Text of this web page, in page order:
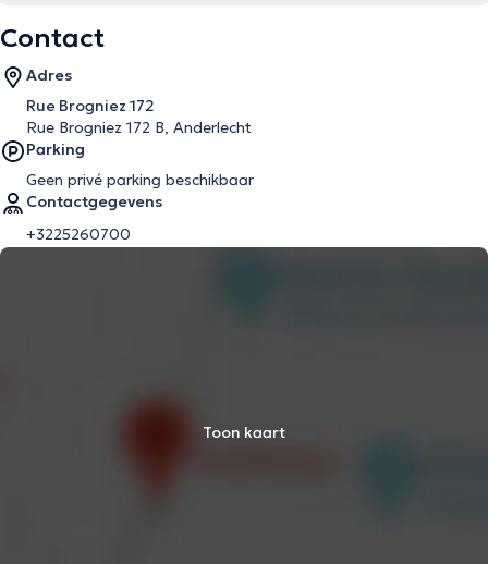
Contact
Adres
Rue Brogniez 172
Rue Brogniez 172 B, Anderlecht
Parking
Geen privé parking beschikbaar
Contactgegevens
+3225260700
Toon kaart